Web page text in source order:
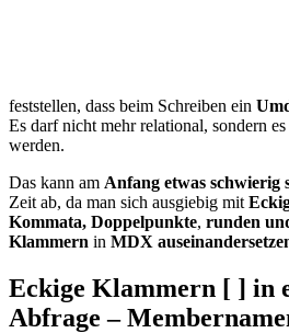
feststellen, dass beim Schreiben ein
Es darf nicht mehr relational, sondern
werden.
Das kann am Anfang etwas schwierig
Zeit ab, da man sich ausgiebig mit
Kommata, Doppelpunkte, runden
Klammern in MDX
Eckige Klammern [ ] in
Abfrage –